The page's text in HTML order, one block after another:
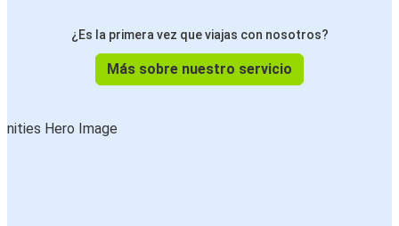
¿Es la primera vez que viajas con nosotros?
Más sobre nuestro servicio